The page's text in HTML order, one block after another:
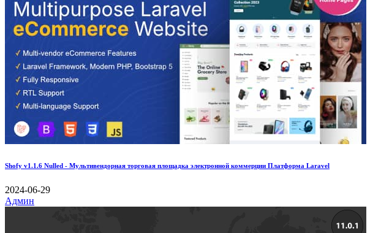
Shofy v1.1.6 Nulled - Мультивендорная торговая площадка электронной коммерции Платформа Laravel
2024-06-29
Админ